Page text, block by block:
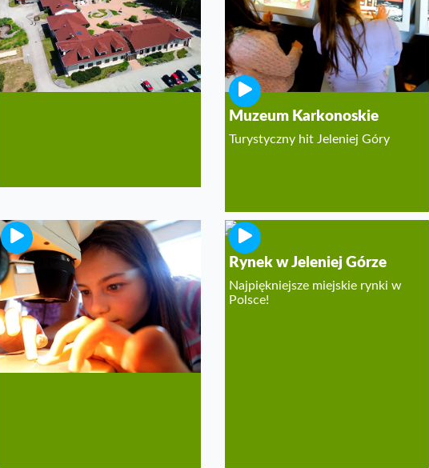
i Pałac Wielopolskich w
Częstocicach
Muzeum Karkonoskie
Turystyczny hit Jeleniej Góry
Karpacz. Centrum
Informacyjne KPN
Atrakcja Karkonoskiego Parku
Narodowego
Rynek w Jeleniej Górze
Najpiękniejsze miejskie rynki w
Polsce!